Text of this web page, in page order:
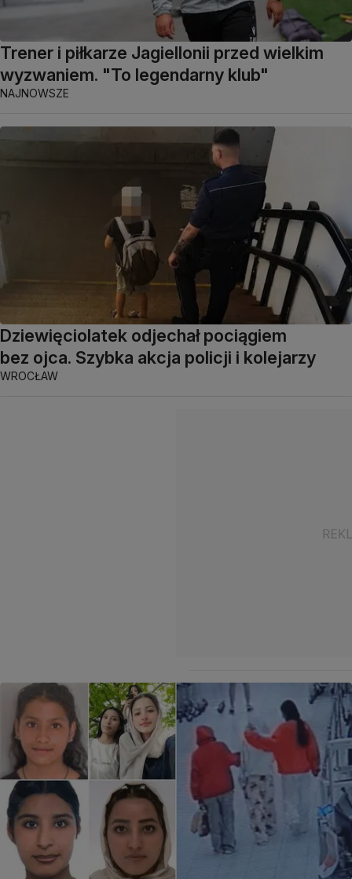
Trener i piłkarze Jagiellonii przed wielkim
wyzwaniem. "To legendarny klub"
NAJNOWSZE
Dziewięciolatek odjechał pociągiem
bez ojca. Szybka akcja policji i kolejarzy
WROCŁAW